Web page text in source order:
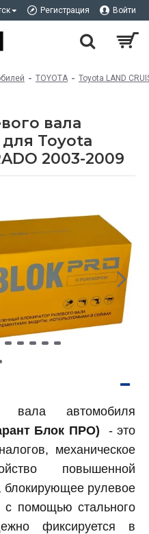
Регистрация Войти
TOYOTA Toyota LAND
вала
Toyota
2003-2009
вала автомобиля
Блок ПРО) - это
механическое
повышенной
блокирующее рулевое
с помощью стального
фиксируется в